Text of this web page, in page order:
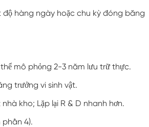
nhiệt độ âm
khí hậu phòng thí nghiệm
độ hàng ngày hoặc chu kỳ đóng băng
mô phỏng 2-3 năm lưu trữ thực.
trưởng vi sinh vật.
kho; Lặp lại R & D nhanh hơn.
4).